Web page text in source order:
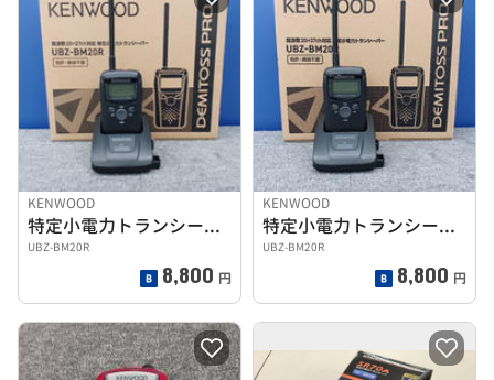
KENWOOD
特定小電力トランシーバー
UBZ-BM20R
8,800 円
KENWOOD
特定小電力トランシーバー
UBZ-BM20R
8,800 円